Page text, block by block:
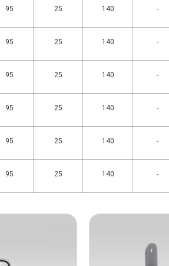
95 25 140 -
95 25 140 -
95 25 140 -
95 25 140 -
95 25 140 -
95 25 140 -